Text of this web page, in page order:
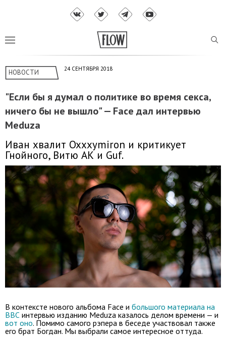
НОВОСТИ 24 СЕНТЯБРЯ 2018
"Если бы я думал о политике во время секса,
ничего бы не вышло" — Face дал интервью
Meduza
Иван хвалит Oxxxymiron и критикует
Гнойного, Витю АК и Guf.
В контексте нового альбома Face и большого материала на
BBC интервью изданию Meduza казалось делом времени — и
вот оно. Помимо самого рэпера в беседе участвовал также
его брат Богдан. Мы выбрали самое интересное оттуда.